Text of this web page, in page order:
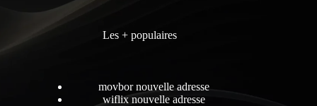
Les + populaires
movbor nouvelle adresse
wiflix nouvelle adresse